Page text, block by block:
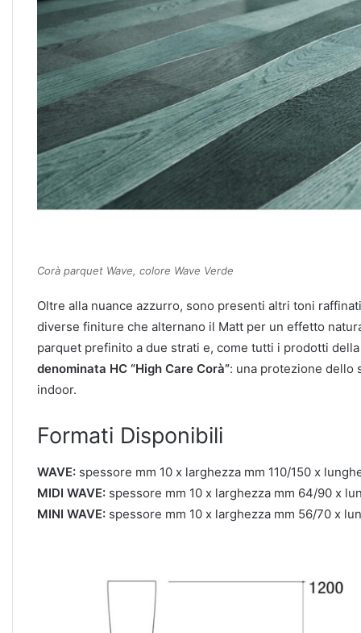
Corà parquet Wave, colore Wave Verde
Oltre alla nuance azzurro, sono presenti altri toni
diverse finiture che alternano il Matt per un effetto
parquet prefinito a due strati e, come tutti i prodotti
denominata HC “High Care Corà”: una protezione dello
indoor.
Formati Disponibili
WAVE: spessore mm 10 x larghezza mm 110/150 x
MIDI WAVE: spessore mm 10 x larghezza mm 64/90 x
MINI WAVE: spessore mm 10 x larghezza mm 56/70 x